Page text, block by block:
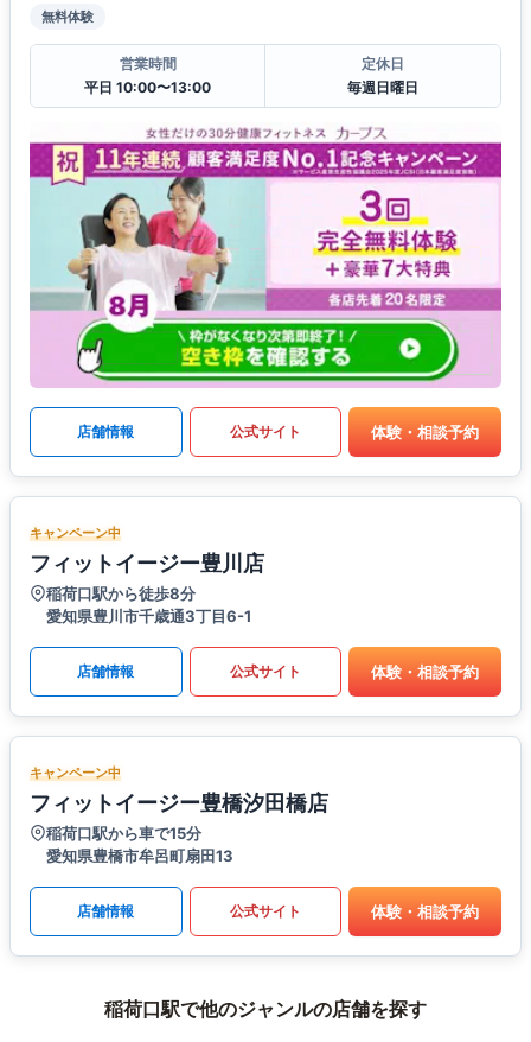
無料体験
営業時間
平日 10:00〜13:00
定休日
毎週日曜日
店舗情報 公式サイト 体験・相談予約
キャンペーン中
フィットイージー豊川店
稲荷口駅から徒歩8分
愛知県豊川市千歳通3丁目6-1
店舗情報 公式サイト 体験・相談予約
キャンペーン中
フィットイージー豊橋汐田橋店
稲荷口駅から車で15分
愛知県豊橋市牟呂町扇田13
店舗情報 公式サイト 体験・相談予約
稲荷口駅で他のジャンルの店舗を探す